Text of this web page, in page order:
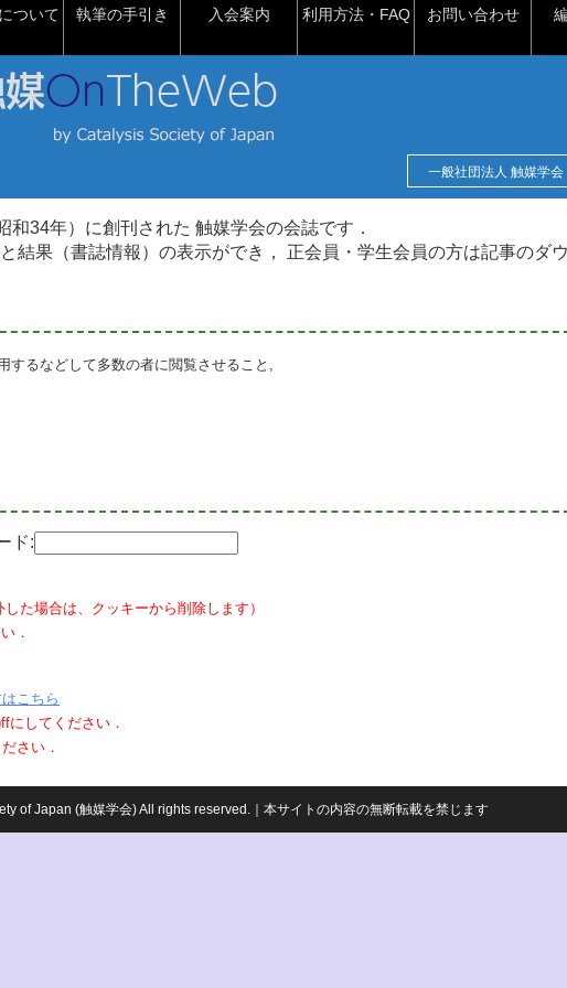
ついて 執筆の手引き 入会案内 利用方法・FAQ お問い合わせ
一般社団法人 触媒学会
和34年）に創刊された 触媒学会の会誌です．
結果（書誌情報）の表示ができ， 正会員・学生会員の方は記事のダ
するなどして多数の者に閲覧させること,
ド:
た場合は、クッキーから削除します）
．
こちら
にしてください．
さい．
of Japan (触媒学会) All rights reserved.｜本サイトの内容の無断転載を禁じます